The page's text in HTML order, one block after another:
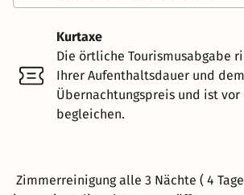
Kurtaxe
Die örtliche Tourismusabgabe
Ihrer Aufenthaltsdauer und dem
Übernachtungspreis und ist vor
begleichen.
Zimmerreinigung alle 3 Nächte ( 4